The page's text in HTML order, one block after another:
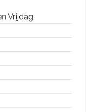
Vrijdag